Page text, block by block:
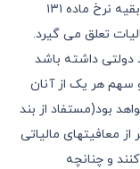
درامد پس از کسر ١٠% مالیات مزبور نسبت به بقیه نرخ ماده ١٣١
مالیاتهای مستقیم اصلاحی ٧/٢/١٣٧١ مالیات تعلق می گیرد.
داشته باشد
سهم هر یک از آنان
مجزا مشمول مالیات به نرخ ماده ١٣١ خواهد بود(مستفاد از بند
از معافیتهای مالیاتی
و چنانچه